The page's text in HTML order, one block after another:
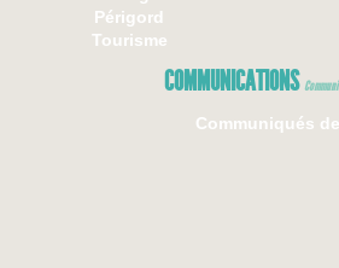
Périgord
Tourisme
COMMUNICATIONS
Communiqués